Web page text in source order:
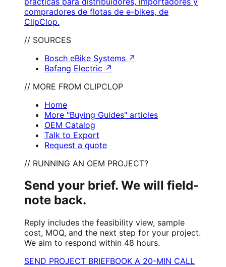
compradores de flotas de e-bikes, de
ClipClop.
// SOURCES
Bosch eBike Systems ↗
Bafang Electric ↗
// MORE FROM CLIPCLOP
Home
More "Buying Guides" articles
OEM Catalog
Talk to Export
Request a quote
// RUNNING AN OEM PROJECT?
Send your brief. We will field-
note back.
Reply includes the feasibility view, sample
cost, MOQ, and the next step for your project.
We aim to respond within 48 hours.
SEND PROJECT BRIEFBOOK A 20-MIN CALL